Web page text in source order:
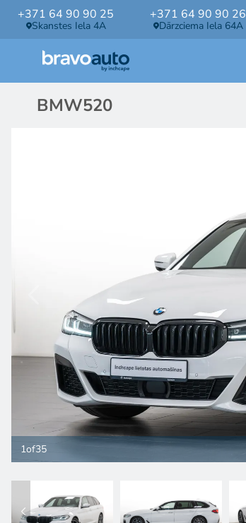
+371 64 90 90 25
Skanstes Iela 4A
+371 64 90 90 26
Dārzciema Iela 64A
BMW520
1of35